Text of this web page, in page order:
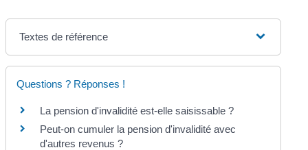
Textes de référence
Questions ? Réponses !
La pension d'invalidité est-elle saisissable ?
Peut-on cumuler la pension d'invalidité avec
d'autres revenus ?